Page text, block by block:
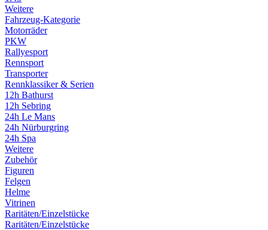
Weitere
Fahrzeug-Kategorie
Motorräder
PKW
Rallyesport
Rennsport
Transporter
Rennklassiker & Serien
12h Bathurst
12h Sebring
24h Le Mans
24h Nürburgring
24h Spa
Weitere
Zubehör
Figuren
Felgen
Helme
Vitrinen
Raritäten/Einzelstücke
Raritäten/Einzelstücke